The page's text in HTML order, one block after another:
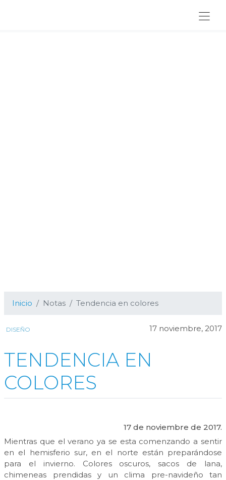
Inicio Notas Tendencia en colores
DISEÑO 17 noviembre, 2017
TENDENCIA EN
COLORES
17 de noviembre de 2017.
Mientras que el verano ya se esta comenzando a sentir
en el hemisferio sur, en el norte están preparándose
para el invierno. Colores oscuros, sacos de lana,
chimeneas prendidas y un clima pre-navideño tan